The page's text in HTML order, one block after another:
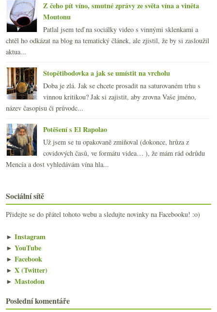
Z čeho pít víno, smutné zprávy ze světa vína a viněta
Moutonu
Patlal jsem teď na sociálky video s vinnými sklenkami a
chtěl ho odkázat na blog na tematický článek, ale zjistil, že by si zasloužil
aktua...
Stopětibodovka a jak se umístit na vrcholu
Doba je zlá. Jak se chcete prosadit na saturovaném trhu s
vinnou kritikou? Jak si zajistit, aby zrovna Vaše jméno,
název časopisu či průvodc...
Potěšení s El Rapolao
Už jsem se tu opakovaně zmiňoval (dokonce, hrůza z
covidových časů, ve formátu videa… ), že mám rád odrůdu
Mencía a dost vyhledávám vína hla...
Sociální sítě
Přidejte se do přátel tohoto webu a sledujte novinky na Facebooku! :o)
► Instagram
► YouTube
► Facebook
► X (Twitter)
► Mastodon
Poslední komentáře